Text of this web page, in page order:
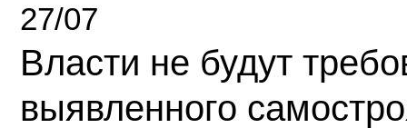
27/07
Власти не будут
выявленного